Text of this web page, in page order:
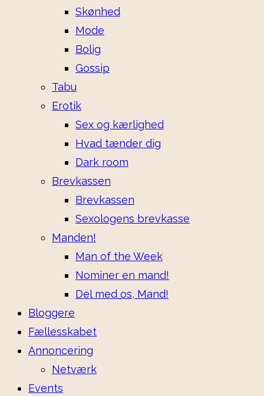
Skønhed
Mode
Bolig
Gossip
Tabu
Erotik
Sex og kærlighed
Hvad tænder dig
Dark room
Brevkassen
Brevkassen
Sexologens brevkasse
Manden!
Man of the Week
Nominer en mand!
Del med os, Mand!
Bloggere
Fællesskabet
Annoncering
Netværk
Events